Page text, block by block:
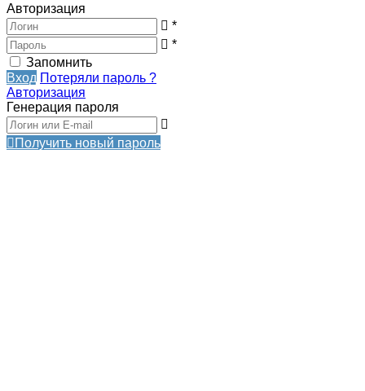
Авторизация
*
*
Запомнить
Вход Потеряли пароль ?
Авторизация
Генерация пароля
Получить новый пароль